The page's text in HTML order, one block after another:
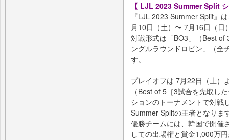
【 LJL 2023 Summer Split
『LJL 2023 Summer Split』
月10日（土）〜 7月16日（日
対戦形式は「BO3」（Best of
ングルラウンドロビン」（全
す。
プレイオフは 7月22日（土）
（Best of 5［3試合を先取し
ションのトーナメントで対戦
Summer Splitの王者となりま
優勝チームには、韓国で開催
しての出場権と賞金1,000万